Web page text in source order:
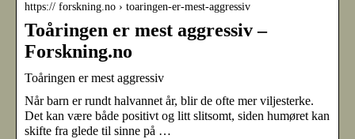
https:// forskning.no › toaringen-er-mest-aggressiv
Toåringen er mest aggressiv –
Forskning.no
Toåringen er mest aggressiv
Når barn er rundt halvannet år, blir de ofte mer viljesterke.
Det kan være både positivt og litt slitsomt, siden humøret kan
skifte fra glede til sinne på …